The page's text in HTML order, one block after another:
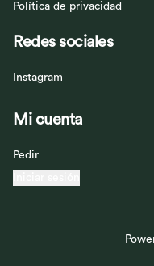
Política de privacidad
Redes sociales
Instagram
Mi cuenta
Pedir